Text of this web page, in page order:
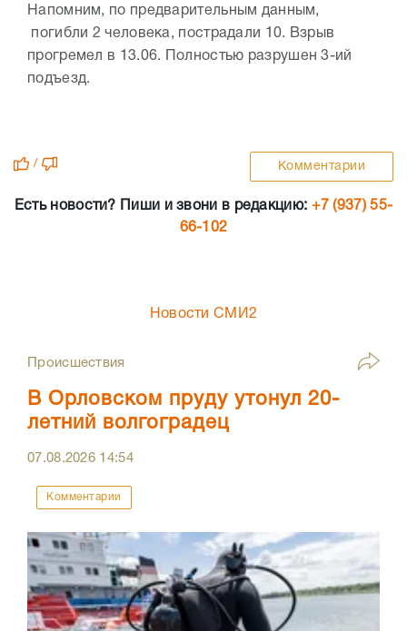
Напомним, по предварительным данным,
погибли 2 человека, пострадали 10. Взрыв
прогремел в 13.06. Полностью разрушен 3-ий
подъезд.
/ Комментарии
Есть новости? Пиши и звони в редакцию: +7 (937) 55-
66-102
Новости СМИ2
Происшествия
В Орловском пруду утонул 20-
летний волгоградец
07.08.2026 14:54
Комментарии